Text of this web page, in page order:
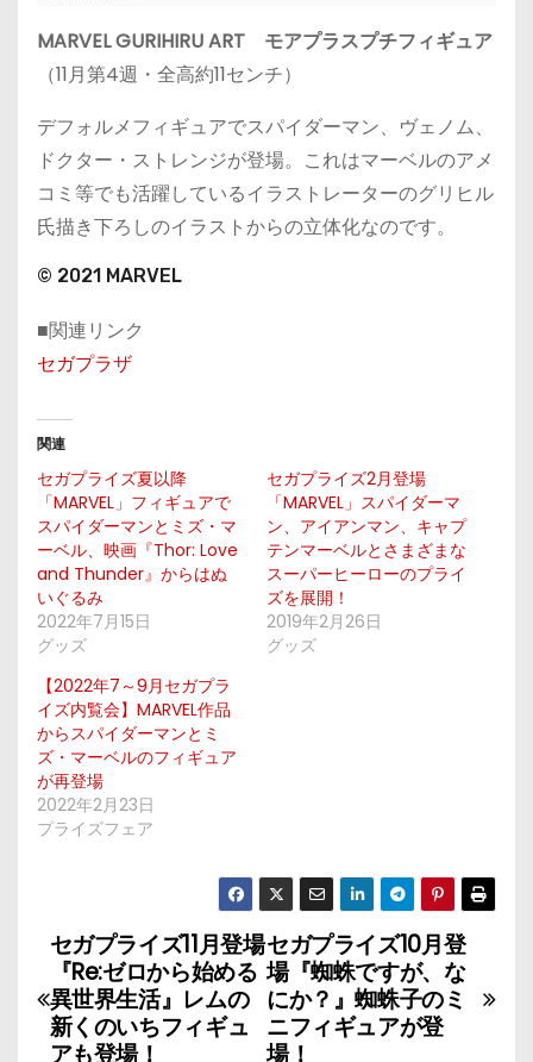
MARVEL GURIHIRU ART モアプラスプチフィギュア
（11月第4週・全高約11センチ）
デフォルメフィギュアでスパイダーマン、ヴェノム、
ドクター・ストレンジが登場。これはマーベルのアメ
コミ等でも活躍しているイラストレーターのグリヒル
氏描き下ろしのイラストからの立体化なのです。
© 2021 MARVEL
■関連リンク
セガプラザ
関連
セガプライズ夏以降
「MARVEL」フィギュアで
スパイダーマンとミズ・マ
ーベル、映画『Thor: Love
and Thunder』からはぬ
いぐるみ
2022年7月15日
グッズ
セガプライズ2月登場
「MARVEL」スパイダーマ
ン、アイアンマン、キャプ
テンマーベルとさまざまな
スーパーヒーローのプライ
ズを展開！
2019年2月26日
グッズ
【2022年7～9月セガプラ
イズ内覧会】MARVEL作品
からスパイダーマンとミ
ズ・マーベルのフィギュア
が再登場
2022年2月23日
プライズフェア
投
稿
セガプライズ10月登
場『蜘蛛ですが、な
にか？』蜘蛛子のミ
ニフィギュアが登
場！
セガプライズ11月登場
『Re:ゼロから始める
異世界生活』レムの
新くのいちフィギュ
アも登場！